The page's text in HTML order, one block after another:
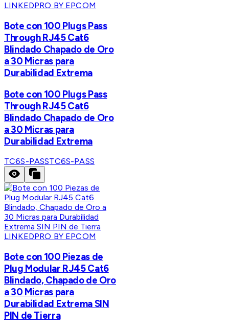
LINKEDPRO BY EPCOM
Bote con 100 Plugs Pass
Through RJ45 Cat6
Blindado Chapado de Oro
a 30 Micras para
Durabilidad Extrema
Bote con 100 Plugs Pass
Through RJ45 Cat6
Blindado Chapado de Oro
a 30 Micras para
Durabilidad Extrema
TC6S-PASSTC6S-PASS
LINKEDPRO BY EPCOM
Bote con 100 Piezas de
Plug Modular RJ45 Cat6
Blindado, Chapado de Oro
a 30 Micras para
Durabilidad Extrema SIN
PIN de Tierra